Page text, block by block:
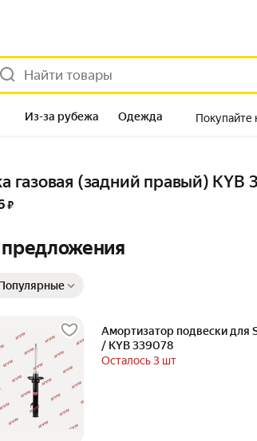
Из-за рубежа Одежда Покупайте
газовая (задний правый)
₽
предложения
Амортизатор подвески для
/ KYB 339078
Осталось 3 шт